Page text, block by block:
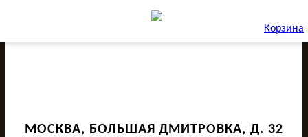
МОСКВА, БОЛЬШАЯ ДМИТРОВКА, Д. 32
Корзина